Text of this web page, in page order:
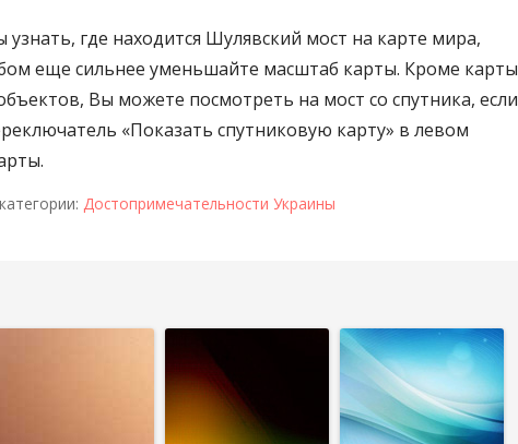
узнать, где находится Шулявский мост на карте мира,
еще сильнее уменьшайте масштаб карты. Кроме карты
Вы можете посмотреть на мост со спутника, если
«Показать спутниковую карту» в левом
Достопримечательности Украины